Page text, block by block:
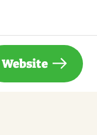
Website